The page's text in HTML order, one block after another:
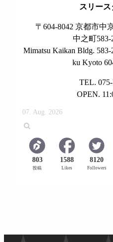
スリー
〒604-8042 京都市中
中之町
Mimatsu Kaikan Bldg.
ku Kyoto
TEL.
OPEN.
07. Aug. 2026
803
投稿
1588
Likes
8120
Followers